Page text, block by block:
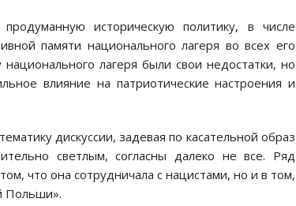
историческую политику, в числе
памяти национального лагеря во всех его
лагеря были свои недостатки, но
влияние на патриотические настроения и
дискуссии, задевая по касательной образ
светлым, согласны далеко не все. Ряд
что она сотрудничала с нацистами, но и в том,
Польши».